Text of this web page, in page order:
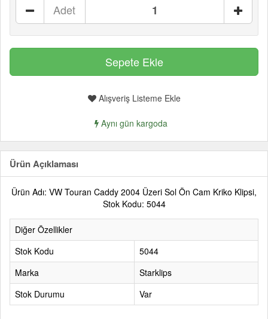
Adet
Alışveriş Listeme Ekle
Aynı gün kargoda
Ürün Açıklaması
Ürün Adı: VW Touran Caddy 2004 Üzeri Sol Ön Cam Kriko Klipsi,
Stok Kodu: 5044
Diğer Özellikler
Stok Kodu
5044
Marka
Starklips
Stok Durumu
Var